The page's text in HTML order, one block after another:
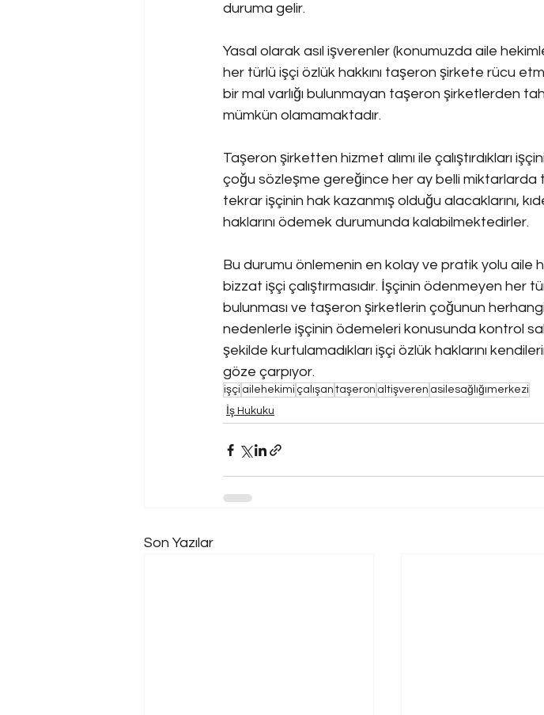
duruma gelir.
Yasal olarak asıl işverenler (konumuzda aile
her türlü işçi özlük hakkını taşeron şirkete rücu
bir mal varlığı bulunmayan taşeron şirketlerden
mümkün olamamaktadır.
Taşeron şirketten hizmet alımı ile çalıştırdıkları
çoğu sözleşme gereğince her ay belli
tekrar işçinin hak kazanmış olduğu alacaklarını,
haklarını ödemek durumunda kalabilmektedirler.
Bu durumu önlemenin en kolay ve pratik yolu aile
bizzat işçi çalıştırmasıdır. İşçinin ödenmeyen her
bulunması ve taşeron şirketlerin çoğunun herhangi
nedenlerle işçinin ödemeleri konusunda kontrol
şekilde kurtulamadıkları işçi özlük haklarını
göze çarpıyor.
işçi ailehekimi çalışan taşeron altişveren asilesağlığımerkezi
İş Hukuku
Son Yazılar